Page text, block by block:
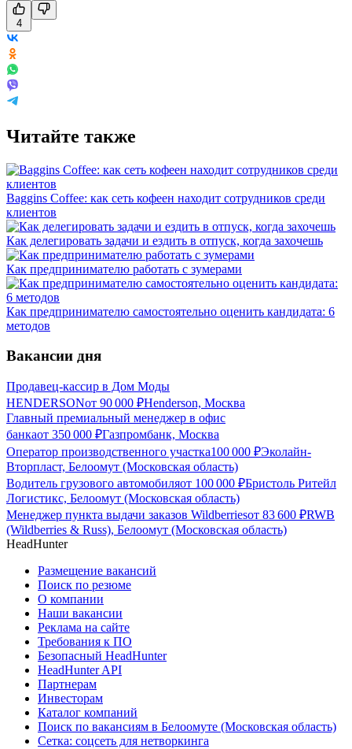
4
Читайте также
Baggins Coffee: как сеть кофеен находит сотрудников среди
клиентов
Как делегировать задачи и ездить в отпуск, когда захочешь
Как предпринимателю работать с зумерами
Как предпринимателю самостоятельно оценить кандидата: 6
методов
Вакансии дня
Продавец-кассир в Дом Моды
HENDERSONот 90 000 ₽Henderson, Москва
Главный премиальный менеджер в офис
банкаот 350 000 ₽Газпромбанк, Москва
Оператор производственного участка100 000 ₽Эколайн-
Вторпласт, Белоомут (Московская область)
Водитель грузового автомобиляот 100 000 ₽Бристоль Ритейл
Логистикс, Белоомут (Московская область)
Менеджер пункта выдачи заказов Wildberriesот 83 600 ₽RWB
(Wildberries & Russ), Белоомут (Московская область)
HeadHunter
Размещение вакансий
Поиск по резюме
О компании
Наши вакансии
Реклама на сайте
Требования к ПО
Безопасный HeadHunter
HeadHunter API
Партнерам
Инвесторам
Каталог компаний
Поиск по вакансиям в Белоомуте (Московская область)
Сетка: соцсеть для нетворкинга